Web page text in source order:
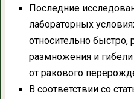
Последние
лабораторных
относительно быстро,
размножения и
от ракового
В соответствии со